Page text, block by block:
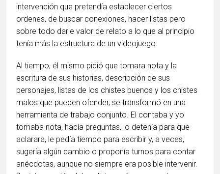
intervención que pretendía establecer ciertos
ordenes, de buscar conexiones, hacer listas pero
sobre todo darle valor de relato a lo que al principio
tenía más la estructura de un videojuego.
Al tiempo, él mismo pidió que tomara nota y la
escritura de sus historias, descripción de sus
personajes, listas de los chistes buenos y los chistes
malos que pueden ofender, se transformó en una
herramienta de trabajo conjunto. El contaba y yo
tomaba nota, hacía preguntas, lo detenía para que
aclarara, le pedía tiempo para escribir y, a veces,
sugería algún cambio o proponía turnos para contar
anécdotas, aunque no siempre era posible intervenir.